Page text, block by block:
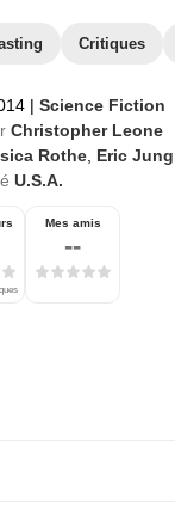
Critiques
| Science Fiction
Christopher Leone
Rothe Eric
U.S.A.
Mes amis
--